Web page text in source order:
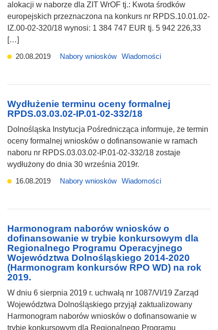
alokacji w naborze dla ZIT WrOF tj.: Kwota środków
europejskich przeznaczona na konkurs nr RPDS.10.01.02-
IZ.00-02-320/18 wynosi: 1 384 747 EUR tj. 5 942 226,33
[…]
20.08.2019
Nabory wniosków Wiadomości
Wydłużenie terminu oceny formalnej
RPDS.03.03.02-IP.01-02-332/18
Dolnośląska Instytucja Pośrednicząca informuje, że termin
oceny formalnej wniosków o dofinansowanie w ramach
naboru nr RPDS.03.03.02-IP.01-02-332/18 zostaje
wydłużony do dnia 30 września 2019r.
16.08.2019
Nabory wniosków Wiadomości
Harmonogram naborów wniosków o
dofinansowanie w trybie konkursowym dla
Regionalnego Programu Operacyjnego
Województwa Dolnośląskiego 2014-2020
(Harmonogram konkursów RPO WD) na rok
2019.
W dniu 6 sierpnia 2019 r. uchwałą nr 1087/VI/19 Zarząd
Województwa Dolnośląskiego przyjął zaktualizowany
Harmonogram naborów wniosków o dofinansowanie w
trybie konkursowym dla Regionalnego Programu